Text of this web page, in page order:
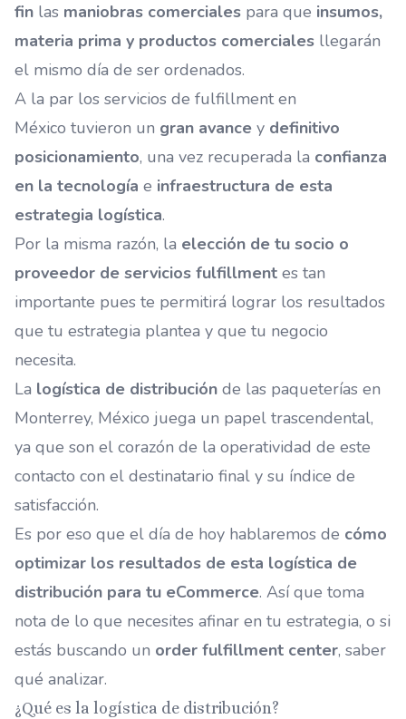
fin las maniobras comerciales para que insumos,
materia prima y productos comerciales llegarán
el mismo día de ser ordenados.
A la par los servicios de fulfillment en
México tuvieron un gran avance y definitivo
posicionamiento, una vez recuperada la confianza
en la tecnología e infraestructura de esta
estrategia logística.
Por la misma razón, la elección de tu socio o
proveedor de servicios fulfillment es tan
importante pues te permitirá lograr los resultados
que tu estrategia plantea y que tu negocio
necesita.
La logística de distribución de las paqueterías en
Monterrey, México juega un papel trascendental,
ya que son el corazón de la operatividad de este
contacto con el destinatario final y su índice de
satisfacción.
Es por eso que el día de hoy hablaremos de cómo
optimizar los resultados de esta logística de
distribución para tu eCommerce. Así que toma
nota de lo que necesites afinar en tu estrategia, o si
estás buscando un order fulfillment center, saber
qué analizar.
¿Qué es la logística de distribución?